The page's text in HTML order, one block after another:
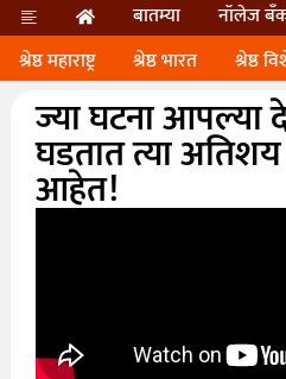
बातम्या नॉलेज
श्रेष्ठ महाराष्ट्र
श्रेष्ठ भारत श्रेष्ठ
ज्या घटना आपल्या
घडतात त्या
आहेत!